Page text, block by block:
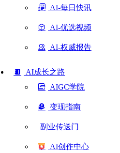
AI-每日快讯
AI-优选视频
AI-权威报告
AI成长之路
AIGC学院
变现指南
副业传送门
AI创作中心